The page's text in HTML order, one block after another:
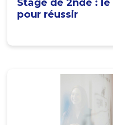
Stage de 2nde :
pour réussir